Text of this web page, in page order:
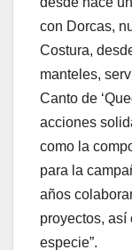
con Dorcas,
Costura,
manteles,
Canto de
acciones
como la
para la
años
proyectos, así
especie”.